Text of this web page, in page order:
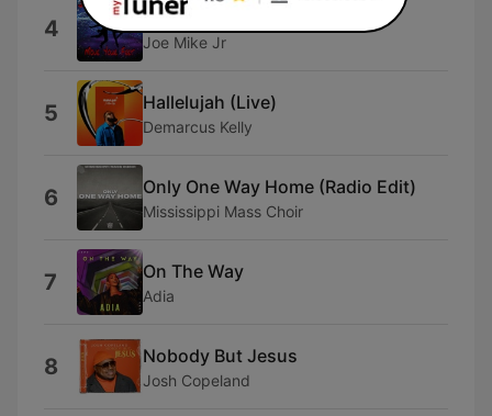
4 Turn Around
Joe Mike Jr
5 Hallelujah (Live)
Demarcus Kelly
6 Only One Way Home (Radio Edit)
Mississippi Mass Choir
7 On The Way
Adia
8 Nobody But Jesus
Josh Copeland